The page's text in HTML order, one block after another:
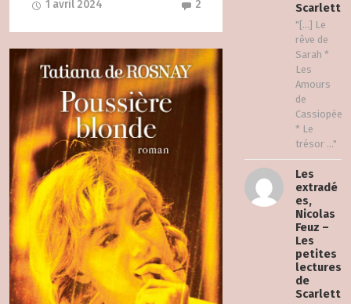
Scarlett
"[…] Le
rêve de
Sarah *
Les
Amours
de
Cassiopée
* Le
trésor ..."
Les
extradé
es,
Nicolas
Feuz –
Les
petites
lectures
de
Scarlett
1 avril 2024 2